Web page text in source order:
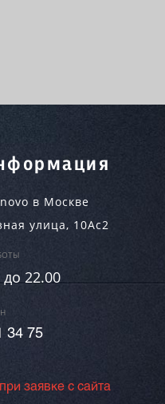
в Москве
улица, 10Ас2
22.00
34 75
заявке с сайта